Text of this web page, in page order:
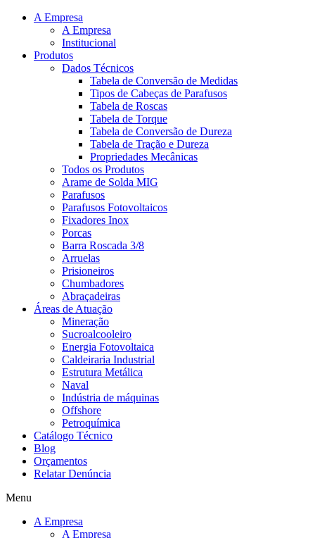
A Empresa
A Empresa
Institucional
Produtos
Dados Técnicos
Tabela de Conversão de Medidas
Tipos de Cabeças de Parafusos
Tabela de Roscas
Tabela de Torque
Tabela de Conversão de Dureza
Tabela de Tração e Dureza
Propriedades Mecânicas
Todos os Produtos
Arame de Solda MIG
Parafusos
Parafusos Fotovoltaicos
Fixadores Inox
Porcas
Barra Roscada 3/8
Arruelas
Prisioneiros
Chumbadores
Abraçadeiras
Áreas de Atuação
Mineração
Sucroalcooleiro
Energia Fotovoltaica
Caldeiraria Industrial
Estrutura Metálica
Naval
Indústria de máquinas
Offshore
Petroquímica
Catálogo Técnico
Blog
Orçamentos
Relatar Denúncia
Menu
A Empresa
A Empresa